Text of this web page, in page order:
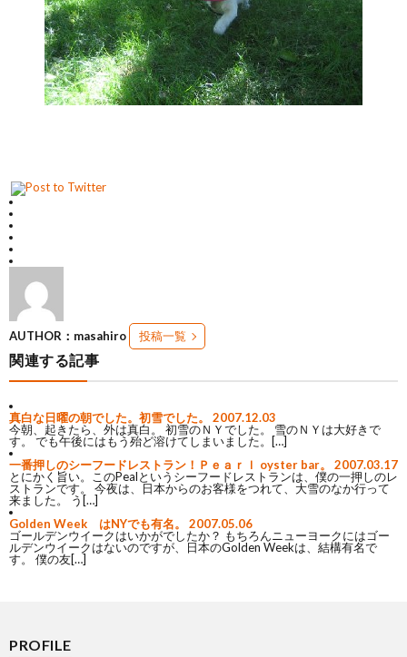
AUTHOR：masahiro 投稿一覧
関連する記事
真白な日曜の朝でした。初雪でした。
2007.12.03
今朝、起きたら、外は真白。 初雪のＮＹでした。 雪のＮＹは大好きで
す。 でも午後にはもう殆ど溶けてしまいました。[…]
一番押しのシーフードレストラン！Ｐｅａｒｌ oyster bar。
2007.03.17
とにかく旨い。このPealというシーフードレストランは、僕の一押しのレ
ストランです。 今夜は、日本からのお客様をつれて、大雪のなか行って
来ました。 う[…]
Golden Week はNYでも有名。
2007.05.06
ゴールデンウイークはいかがでしたか？ もちろんニューヨークにはゴー
ルデンウイークはないのですが、日本のGolden Weekは、結構有名で
す。 僕の友[…]
PROFILE